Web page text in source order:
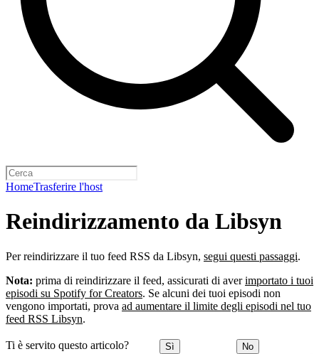
HomeTrasferire l'host
Reindirizzamento da Libsyn
Per reindirizzare il tuo feed RSS da Libsyn, segui questi passaggi.
Nota: prima di reindirizzare il feed, assicurati di averimportato i tuoi
episodi su Spotify for Creators. Se alcuni dei tuoi episodi non
vengono importati, prova ad aumentare il limite degli episodi nel tuo
feed RSS Libsyn.
Ti è servito questo articolo? Sì No